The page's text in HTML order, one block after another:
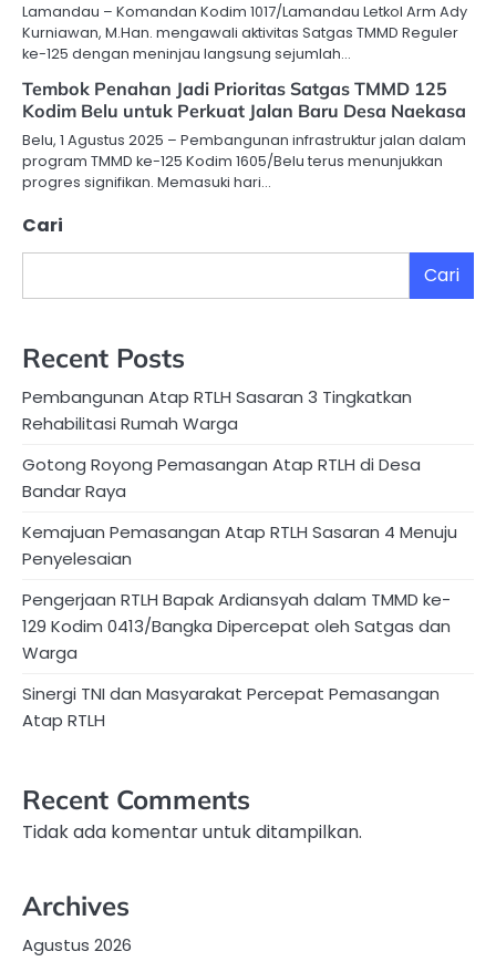
Lamandau – Komandan Kodim 1017/Lamandau Letkol Arm Ady
Kurniawan, M.Han. mengawali aktivitas Satgas TMMD Reguler
ke-125 dengan meninjau langsung sejumlah…
Tembok Penahan Jadi Prioritas Satgas TMMD 125
Kodim Belu untuk Perkuat Jalan Baru Desa Naekasa
Belu, 1 Agustus 2025 – Pembangunan infrastruktur jalan dalam
program TMMD ke-125 Kodim 1605/Belu terus menunjukkan
progres signifikan. Memasuki hari…
Cari
Cari
Recent Posts
Pembangunan Atap RTLH Sasaran 3 Tingkatkan
Rehabilitasi Rumah Warga
Gotong Royong Pemasangan Atap RTLH di Desa
Bandar Raya
Kemajuan Pemasangan Atap RTLH Sasaran 4 Menuju
Penyelesaian
Pengerjaan RTLH Bapak Ardiansyah dalam TMMD ke-
129 Kodim 0413/Bangka Dipercepat oleh Satgas dan
Warga
Sinergi TNI dan Masyarakat Percepat Pemasangan
Atap RTLH
Recent Comments
Tidak ada komentar untuk ditampilkan.
Archives
Agustus 2026